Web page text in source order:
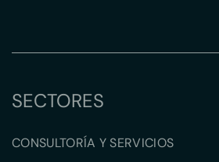
SECTORES
CONSULTORÍA Y SERVICIOS